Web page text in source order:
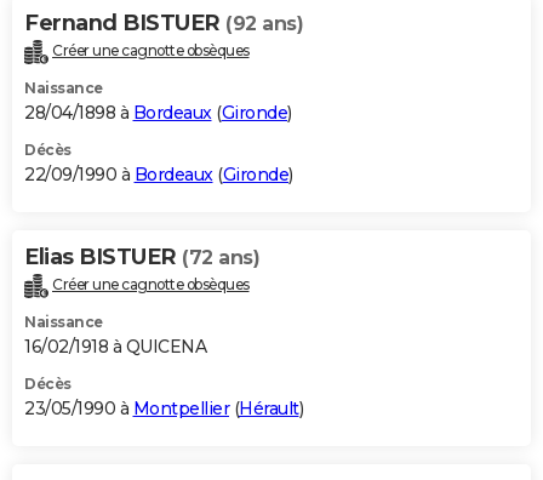
Fernand BISTUER (92 ans)
Créer une cagnotte obsèques
Naissance
28/04/1898 à Bordeaux(Gironde)
Décès
22/09/1990 à Bordeaux(Gironde)
Elias BISTUER (72 ans)
Créer une cagnotte obsèques
Naissance
16/02/1918 à QUICENA
Décès
23/05/1990 à Montpellier(Hérault)